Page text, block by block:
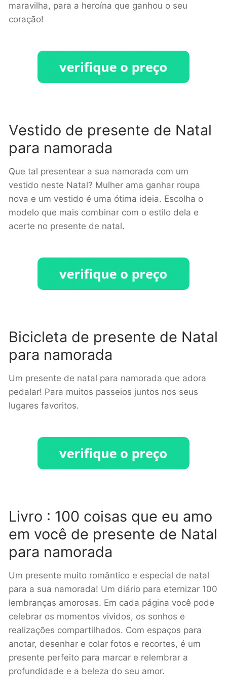
maravilha, para a heroína que ganhou o seu
coração!
Vestido de presente de Natal
para namorada
Que tal presentear a sua namorada com um
vestido neste Natal? Mulher ama ganhar roupa
nova e um vestido é uma ótima ideia. Escolha o
modelo que mais combinar com o estilo dela e
acerte no presente de natal.
Bicicleta de presente de Natal
para namorada
Um presente de natal para namorada que adora
pedalar! Para muitos passeios juntos nos seus
lugares favoritos.
Livro : 100 coisas que eu amo
em você de presente de Natal
para namorada
Um presente muito romântico e especial de natal
para a sua namorada! Um diário para eternizar 100
lembranças amorosas. Em cada página você pode
celebrar os momentos vividos, os sonhos e
realizações compartilhados. Com espaços para
anotar, desenhar e colar fotos e recortes, é um
presente perfeito para marcar e relembrar a
profundidade e a beleza do seu amor.